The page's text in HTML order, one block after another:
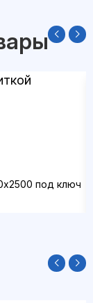
под ключ